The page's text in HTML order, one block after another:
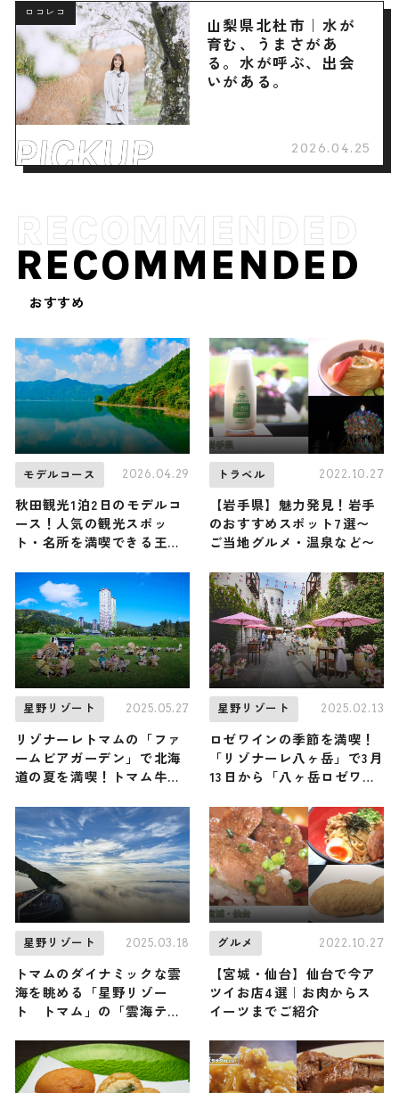
ロコレコ
山梨県北杜市｜水が
育む、うまさがあ
る。水が呼ぶ、出会
いがある。
2026.04.25
RECOMMENDED
おすすめ
モデルコース 2026.04.29
秋田観光1泊2日のモデルコ
ース！人気の観光スポッ
ト・名所を満喫できる王道
トラベル 2022.10.27
【岩手県】魅力発見！岩手
のおすすめスポット7選〜
ご当地グルメ・温泉など〜
星野リゾート 2025.05.27
リゾナーレトマムの「ファ
ームビアガーデン」で北海
道の夏を満喫！トマム牛乳
さっぱりアイスを味わう
星野リゾート 2025.02.13
ロゼワインの季節を満喫！
「リゾナーレ八ヶ岳」で3月
13日から「八ヶ岳ロゼワイ
星野リゾート 2025.03.18
トマムのダイナミックな雲
海を眺める「星野リゾー
ト トマム」の「雲海テラ
ープン
グルメ 2022.10.27
【宮城・仙台】仙台で今ア
ツイお店4選｜お肉からス
イーツまでご紹介